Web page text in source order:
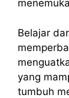
Belajar
yang
tumbuh